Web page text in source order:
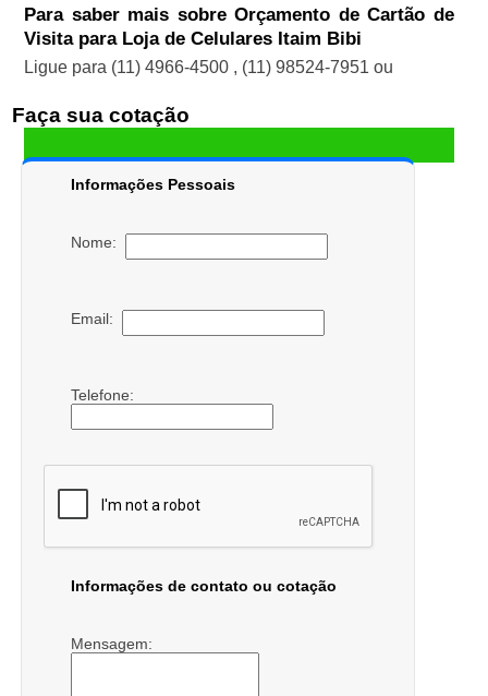
Para saber mais sobre Orçamento de Cartão de
Visita para Loja de Celulares Itaim Bibi
Ligue para (11) 4966-4500 , (11) 98524-7951 ou
Faça sua cotação
Informações Pessoais
Nome:
Email:
Telefone:
Informações de contato ou cotação
Mensagem: